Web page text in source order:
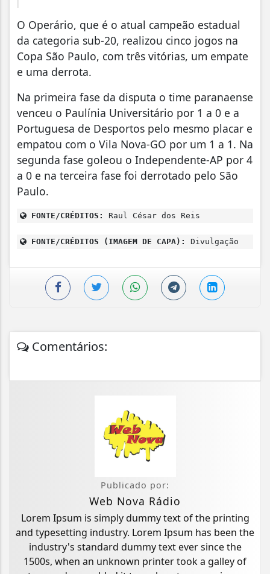
O Operário, que é o atual campeão estadual
da categoria sub-20, realizou cinco jogos na
Copa São Paulo, com três vitórias, um empate
e uma derrota.
Na primeira fase da disputa o time paranaense
venceu o Paulínia Universitário por 1 a 0 e a
Portuguesa de Desportos pelo mesmo placar e
empatou com o Vila Nova-GO por um 1 a 1. Na
segunda fase goleou o Independente-AP por 4
a 0 e na terceira fase foi derrotado pelo São
Paulo.
FONTE/CRÉDITOS: Raul César dos Reis
FONTE/CRÉDITOS (IMAGEM DE CAPA): Divulgação
Comentários:
Publicado por:
Web Nova Rádio
Lorem Ipsum is simply dummy text of the printing
and typesetting industry. Lorem Ipsum has been the
industry's standard dummy text ever since the
1500s, when an unknown printer took a galley of